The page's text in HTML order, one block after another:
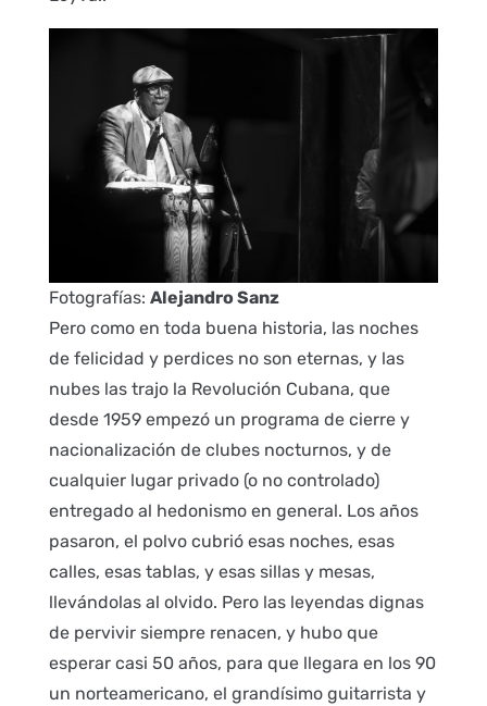
Fotografías: Alejandro Sanz
Pero como en toda buena historia, las noches
de felicidad y perdices no son eternas, y las
nubes las trajo la Revolución Cubana, que
desde 1959 empezó un programa de cierre y
nacionalización de clubes nocturnos, y de
cualquier lugar privado (o no controlado)
entregado al hedonismo en general. Los años
pasaron, el polvo cubrió esas noches, esas
calles, esas tablas, y esas sillas y mesas,
llevándolas al olvido. Pero las leyendas dignas
de pervivir siempre renacen, y hubo que
esperar casi 50 años, para que llegara en los 90
un norteamericano, el grandísimo guitarrista y